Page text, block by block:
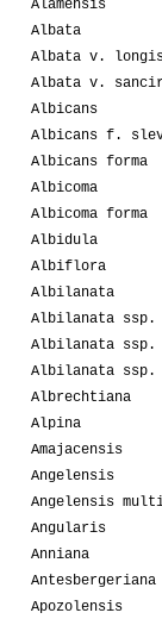
Alamensis
Albata
Albata v.
Albata v.
Albicans
Albicans f.
Albicans forma
Albicoma
Albicoma forma
Albidula
Albiflora
Albilanata
Albilanata ssp.
Albilanata ssp.
Albilanata ssp.
Albrechtiana
Alpina
Amajacensis
Angelensis
Angelensis
Angularis
Anniana
Antesbergeriana
Apozolensis